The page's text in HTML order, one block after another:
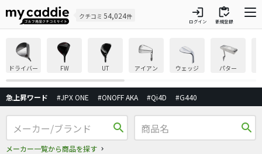
クチコミ 54,024件 login
ログイン
inventory
新規登録
ドライバー FW UT アイアン ウェッジ パター
急上昇ワード #JPX ONE #ONOFF AKA #Qi4D #G440
search
メーカー一覧から商品を探す
search